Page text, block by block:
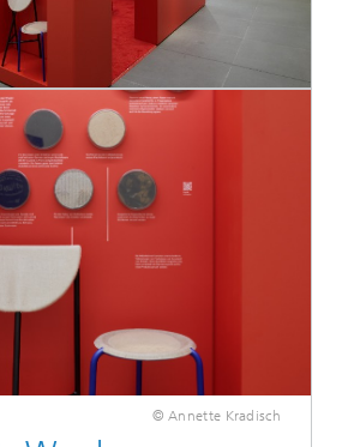
© Annette Kradisch